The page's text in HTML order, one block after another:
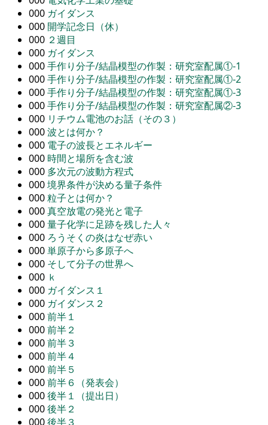
000 ガイダンス
000 開学記念日（休）
000 ２週目
000 ガイダンス
000手作り分子/結晶模型の作製：研究室配属①-1
000手作り分子/結晶模型の作製：研究室配属①-2
000手作り分子/結晶模型の作製：研究室配属①-3
000手作り分子/結晶模型の作製：研究室配属②-3
000 リチウム電池のお話（その３）
000波とは何か？
000 電子の波長とエネルギー
000 時間と場所を含む波
000 多次元の波動方程式
000境界条件が決める量子条件
000粒子とは何か？
000真空放電の発光と電子
000量子化学に足跡を残した人々
000 ろうそくの炎はなぜ赤い
000単原子から多原子へ
000 そして分子の世界へ
000 ｋ
000 ガイダンス１
000 ガイダンス２
000前半１
000前半２
000前半３
000前半４
000前半５
000前半６（発表会）
000後半１（提出日）
000後半２
000後半３